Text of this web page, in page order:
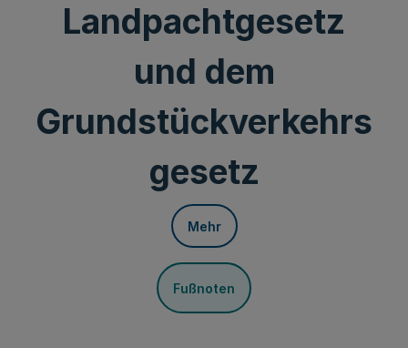
Landpachtgesetz
und dem
Grundstückverkehrs
gesetz
Mehr
Fußnoten